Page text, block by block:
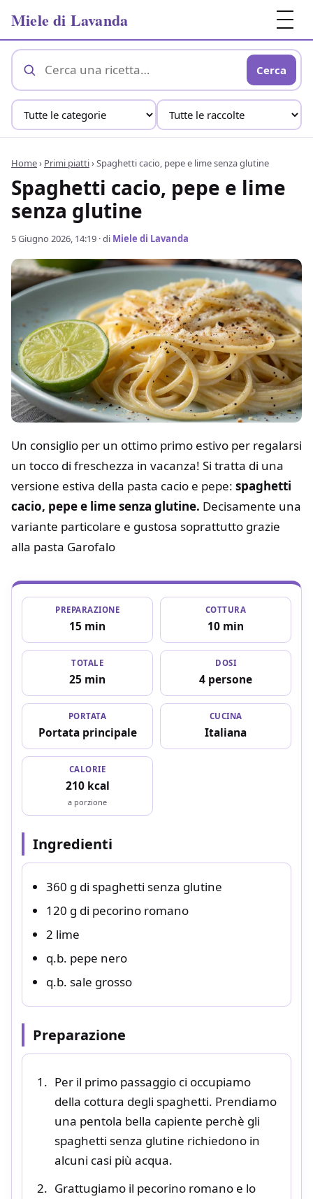
Miele di Lavanda
Cerca
Home› Primi piatti›Spaghetti cacio, pepe e lime senza glutine
Spaghetti cacio, pepe e lime
senza glutine
5 Giugno 2026, 14:19 · di Miele di Lavanda
Un consiglio per un ottimo primo estivo per regalarsi
un tocco di freschezza in vacanza! Si tratta di una
versione estiva della pasta cacio e pepe: spaghetti
cacio, pepe e lime senza glutine. Decisamente una
variante particolare e gustosa soprattutto grazie
alla pasta Garofalo
PREPARAZIONE
15 min
COTTURA
10 min
TOTALE
25 min
DOSI
4 persone
PORTATA
Portata principale
CUCINA
Italiana
CALORIE
210 kcal
a porzione
Ingredienti
360 g di spaghetti senza glutine
120 g di pecorino romano
2 lime
q.b. pepe nero
q.b. sale grosso
Preparazione
Per il primo passaggio ci occupiamo
della cottura degli spaghetti. Prendiamo
una pentola bella capiente perchè gli
spaghetti senza glutine richiedono in
alcuni casi più acqua.
Grattugiamo il pecorino romano e lo